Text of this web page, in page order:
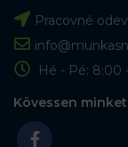
Pracovné
Hé - Pé: 8:00
Kövessen minket